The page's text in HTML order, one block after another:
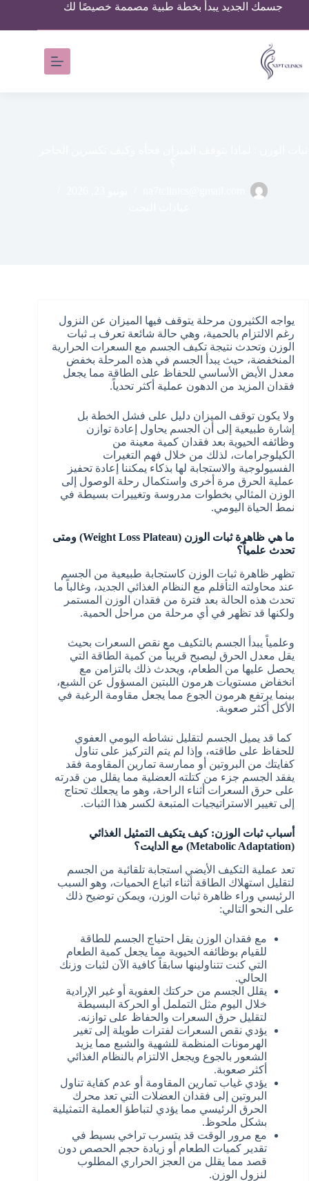
جسمك الجديد يبدأ بخطة طبية مصممة خصيصًا لك
يواجه الكثيرون مرحلة يتوقف فيها الميزان عن النزول
رغم الالتزام بالحمية، وهي حالة شائعة تعرف بـ ثبات
الوزن وتحدث نتيجة تكيف الجسم مع السعرات الحرارية
المنخفضة، حيث يبدأ الجسم في هذه المرحلة بخفض
معدل الأيض الأساسي للحفاظ على الطاقة مما يجعل
فقدان المزيد من الدهون عملية أكثر تحدياً.
ولا يكون توقف الميزان دليل على فشل الخطة بل
إشارة طبيعية إلى أن الجسم يحاول إعادة توازن
وظائفه الحيوية بعد فقدان كمية معينة من
الكيلوجرامات، لذلك من خلال فهم التغيرات
الفسيولوجية والاستجابة لها بذكاء يمكننا إعادة تحفيز
عملية الحرق مرة أخرى واستكمال رحلة الوصول إلى
الوزن المثالي بخطوات مدروسة وتغييرات بسيطة في
نمط الحياة اليومي.
ما هي ظاهرة ثبات الوزن (Weight Loss Plateau) ومتى
تحدث علمياً؟
تظهر ظاهرة ثبات الوزن كاستجابة طبيعية من الجسم
عند محاولته التأقلم مع النظام الغذائي الجديد، وغالباً ما
تحدث هذه الحالة بعد فترة من فقدان الوزن المستمر
ولكنها قد تظهر في أي مرحلة من مراحل الحمية.
وعلمياً يبدأ الجسم بالتكيف مع نقص السعرات بحيث
يقل معدل الحرق ليصبح قريباً من كمية الطاقة التي
يحصل عليها من الطعام، ويحدث ذلك بالتزامن مع
انخفاض مستويات هرمون اللبتين المسؤول عن الشبع،
بينما يرتفع هرمون الجوع مما يجعل مقاومة الرغبة في
الأكل أكثر صعوبة.
كما قد يميل الجسم لتقليل نشاطه اليومي العفوي
للحفاظ على طاقته، وإذا لم يتم التركيز على تناول
كفايتك من البروتين أو ممارسة تمارين المقاومة فقد
يفقد الجسم جزء من كتلته العضلية مما يقلل من قدرته
على حرق السعرات أثناء الراحة، وهو ما يجعلك تحتاج
إلى تغيير الاستراتيجيات المتبعة لكسر هذا الثبات.
أسباب ثبات الوزن: كيف يتكيف التمثيل الغذائي
(Metabolic Adaptation) مع الدايت؟
تعد عملية التكيف الأيضي استجابة تلقائية من الجسم
لتقليل استهلاك الطاقة أثناء اتباع الحميات، وهو السبب
الرئيسي وراء ظاهرة ثبات الوزن، ويمكن توضيح ذلك
على النحو التالي:
مع فقدان الوزن يقل احتياج الجسم للطاقة
للقيام بوظائفه الحيوية مما يجعل كمية الطعام
التي كنت تتناولينها سابقاً كافية الآن لثبات وزنك
الحالي.
يقلل الجسم من حركتك العفوية أو غير الإرادية
خلال اليوم مثل التململ أو الحركة البسيطة
لتقليل حرق السعرات والحفاظ على توازنه.
يؤدي نقص السعرات لفترات طويلة إلى تغير
الهرمونات المنظمة للشهية والشبع مما يزيد
الشعور بالجوع ويجعل الالتزام بالنظام الغذائي
أكثر صعوبة.
يؤدي غياب تمارين المقاومة أو عدم كفاية تناول
البروتين إلى فقدان العضلات التي تعد محرك
الحرق الرئيسي مما يؤدي لتباطؤ العملية التمثيلية
بشكل ملحوظ.
مع مرور الوقت قد يتسرب تراخي بسيط في
تقدير كميات الطعام أو زيادة حجم الحصص دون
قصد مما يقلل من العجز الحراري المطلوب
لنزول الوزن.